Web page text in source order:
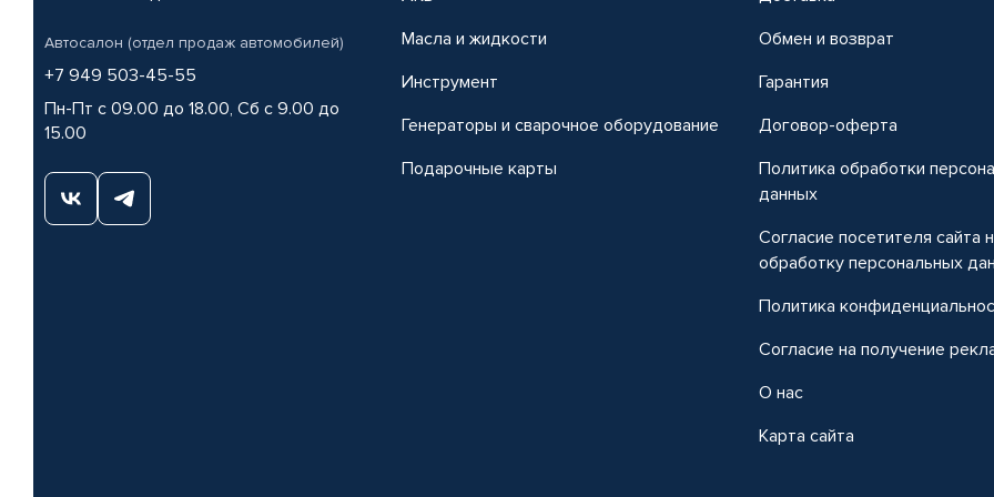
Автосалон (отдел продаж автомобилей)
+7 949 503-45-55
Пн-Пт с 09.00 до 18.00, Сб с 9.00 до
15.00
Масла и жидкости
Инструмент
Генераторы и сварочное оборудование
Подарочные карты
Обмен и возврат
Гарантия
Договор-оферта
Политика обработки
данных
Согласие посетителя сайта
обработку персональных
Политика
Согласие на получение
О нас
Карта сайта